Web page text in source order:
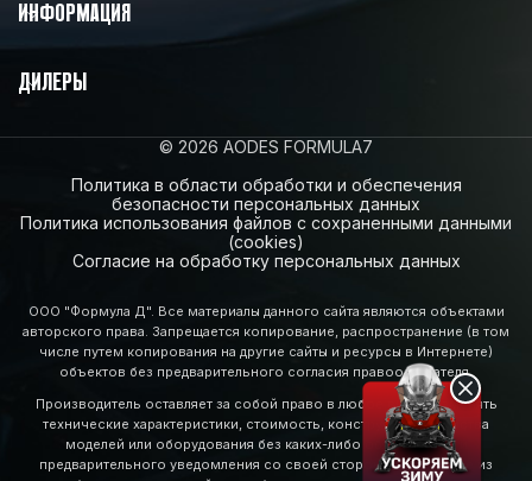
ИНФОРМАЦИЯ
ДИЛЕРЫ
© 2026 AODES FORMULA7
Политика в области обработки и обеспечения
безопасности персональных данных
Политика использования файлов с сохраненными данными
(cookies)
Согласие на обработку персональных данных
ООО "Формула Д". Все материалы данного сайта являются объектами
авторского права. Запрещается копирование, распространение (в том
числе путем копирования на другие сайты и ресурсы в Интернете)
объектов без предварительного согласия правообладателя.
Производитель оставляет за собой право в любое время изменять
технические характеристики, стоимость, конструкцию, свойства
моделей или оборудования без каких-либо обязательств и
предварительного уведомления со своей стороны. Некоторые из